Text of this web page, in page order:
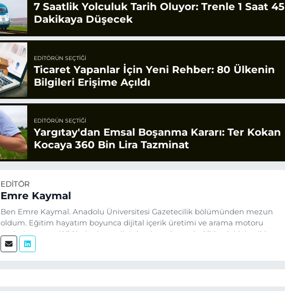
7 Saatlik Yolculuk Tarih Oluyor: Trenle 1 Saat 45
Dakikaya Düşecek
EDITÖRÜN SEÇTIĞI
Ticaret Yapanlar İçin Yeni Rehber: 80 Ülkenin
Bilgileri Erişime Açıldı
EDITÖRÜN SEÇTIĞI
Yargıtay'dan Emsal Boşanma Kararı: Ter Kokan
Kocaya 360 Bin Lira Tazminat
EDITÖR
Emre Kaymal
Ben Emre Kaymal. Anadolu Üniversitesi Gazetecilik bölümünden mezun
oldum. Eğitim hayatım boyunca dijital içerik üretimi ve arama motoru
optimizasyonu (SEO) alanlarına ilgi duydum. Şu anda SEO odaklı içerikler
üretiyorum. Haberlerimde güncel verileri ve okuyucu odaklı yaklaşımı temel